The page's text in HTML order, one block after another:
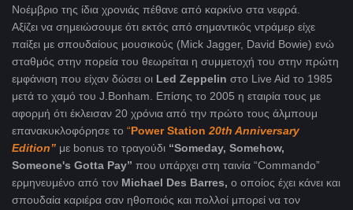
Νοέμβριο της ίδια χρονιάς πέθανε από καρκίνο στα νεφρά.
Αξίζει να σημειώσουμε ότι εκτός από σημαντικός ντράμερ είχε
παίξει με σπουδαίους μουσικούς (Mick Jagger, David Bowie) ενώ
σταθμός στην πορεία του θεωρείται η συμμετοχή του στην πρώτη
εμφάνιση που είχαν δώσει οι Led Zeppelin στο Live Aid το 1985
μετά το χαμό του J.Bonham. Eπίσης το 2005 η εταιρία τους με
αφορμή ότι έκλεισαν 20 χρόνια από την πρώτο τους άλμπουμ
επανακυκλοφόρησε το “Power Station20th Anniversary
Edition” με bonus το τραγούδι “Someday, Somehow,
Someone's Gotta Pay” που υπάρχει στη ταινία “Commando”
ερμηνευμένο από τον Michael Des Barres, o οποίος έχει κάνει και
σπουδαία καριέρα σαν ηθοποιός και πολλοί μπορεί να τον